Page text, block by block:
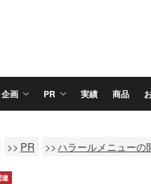
画 PR 実績 商品
PR ハラールメニュー